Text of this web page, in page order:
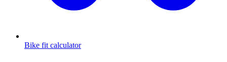
Bike fit calculator